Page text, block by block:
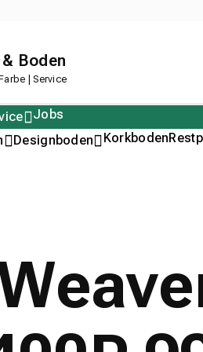
Boden
| Service
Designboden Korkboden
Jobs